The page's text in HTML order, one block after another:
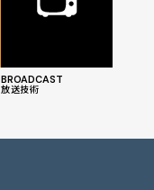
BROADCAST
放送技術